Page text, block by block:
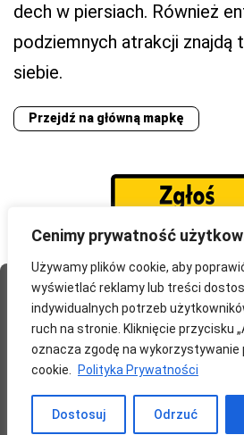
Cenimy prywatność
Używamy plików cookie, aby
wyświetlać reklamy lub treści
indywidualnych potrzeb
ruch na stronie. Kliknięcie przycisku
oznacza zgodę na wykorzystywanie
cookie.
Polityka Prywatności
Dostosuj Odrzuć
dech w piersiach. Również
podziemnych atrakcji znajdą
siebie.
Przejdź na główną mapkę
Strona Główna O portalu
Partnerzy
Blog Polityka
redakcja@wyprawomaniak.pl